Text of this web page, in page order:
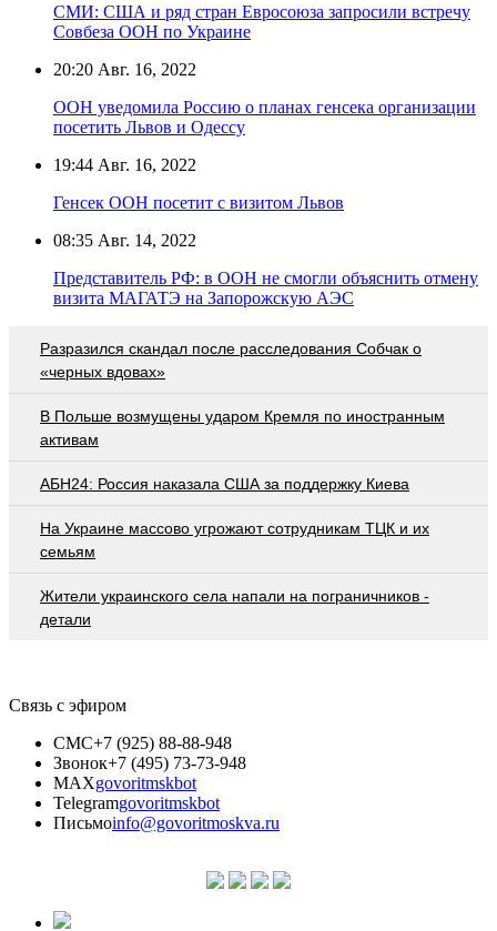
СМИ: США и ряд стран Евросоюза запросили встречу
Совбеза ООН по Украине
20:20 Авг. 16, 2022
ООН уведомила Россию о планах генсека организации
посетить Львов и Одессу
19:44 Авг. 16, 2022
Генсек ООН посетит с визитом Львов
08:35 Авг. 14, 2022
Представитель РФ: в ООН не смогли объяснить отмену
визита МАГАТЭ на Запорожскую АЭС
Разразился скандал после расследования Собчак о
«черных вдовах»
В Польше возмущены ударом Кремля по иностранным
активам
АБН24: Россия наказала США за поддержку Киева
На Украине массово угрожают сотрудникам ТЦК и их
семьям
Жители украинского села напали на пограничников -
детали
Связь с эфиром
СМС+7 (925) 88-88-948
Звонок+7 (495) 73-73-948
MAXgovoritmskbot
Telegramgovoritmskbot
Письмоinfo@govoritmoskva.ru